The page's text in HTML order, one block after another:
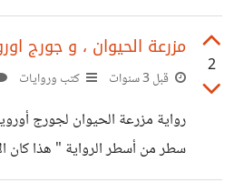
و سهر ليلة , لست خبيرة و لست
بكلامه . لكني اهتديت من تجاربي
الوحدة الشديدة ، و عدم
التعاملات الاجتماعية ، فهذا
عندك ستكون
2
مزرعة الحيوان ، و جورج
قبل 3 سنوات كتب وروايات
سطر من أسطر الرواية " هذا كان